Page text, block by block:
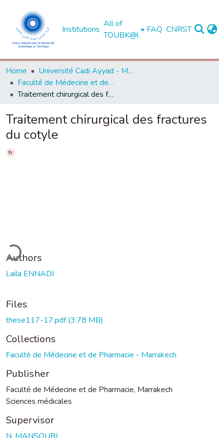
Institutions
All of
TOUBK@l
FAQ CNRST
Home
Université Cadi Ayyad - Marrakech
Faculté de Médecine et de Pharmacie - Marrakech
Traitement chirurgical des fractures du cotyle
Traitement chirurgical des fractures
du cotyle
fr
Authors
Laila ENNADI
Files
these117-17.pdf(3.78 MB)
Collections
Faculté de Médecine et de Pharmacie - Marrakech
Publisher
Faculté de Médecine et de Pharmacie, Marrakech
Sciences médicales
Supervisor